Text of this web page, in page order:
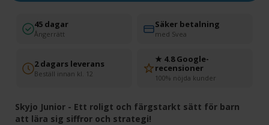
45 dagar
Ångerrätt
Säker betalning
med Svea
2 dagars leverans
Beställ innan kl. 12
★ 4.8 Google-
recensioner
100% nöjda kunder
Skyjo Junior - Ett roligt och färgstarkt sätt för barn
att lära sig siffror och strategi!